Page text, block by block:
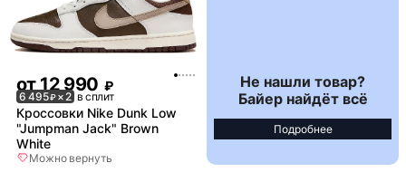
от 12 990 ₽
6 495₽× 2 в сплит
Кроссовки Nike Dunk Low
"Jumpman Jack" Brown
White
Можно вернуть
Не нашли товар?
Байер найдёт всё
Подробнее